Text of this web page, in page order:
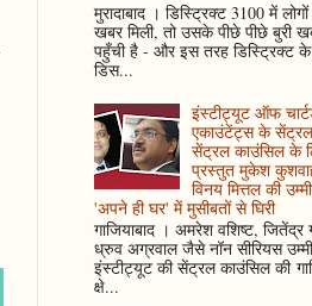
मुरादाबाद । डिस्ट्रिक्ट 3100 में
खबर मिली, तो उसके पीछे पीछे बुरी
पहुँची है - और इस तरह डिस्ट्रिक्ट
डिस...
इंस्टीट्यूट ऑफ
एकाउंटेंट्स के
सेंट्रल काउंसिल के
प्रस्तुत मुकेश
विनय मित्तल की
'अपने ही घर' में मुसीबतों से घिरी
गाजियाबाद । अमरेश वशिष्ट, जितेंद्र
ध्रुव अग्रवाल जैसे नॉन सीरियस
इंस्टीट्यूट की सेंट्रल काउंसिल की
क्षे...